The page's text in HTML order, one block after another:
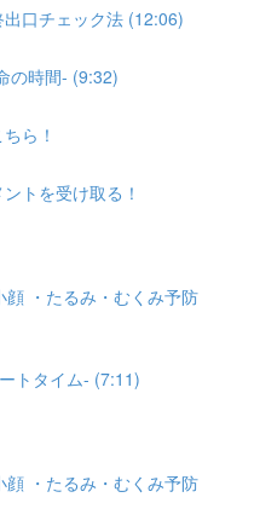
口チェック法 (12:06)
の時間- (9:32)
ら！
トを受け取る！
・たるみ・むくみ予防
トタイム- (7:11)
・たるみ・むくみ予防